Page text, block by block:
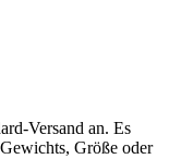
Versand an. Es
Größe oder